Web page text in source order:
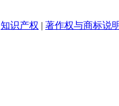
知识产权 | 著作权与商标说